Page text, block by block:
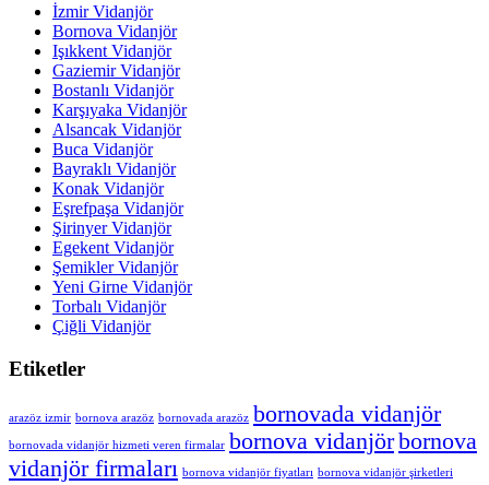
İzmir Vidanjör
Bornova Vidanjör
Işıkkent Vidanjör
Gaziemir Vidanjör
Bostanlı Vidanjör
Karşıyaka Vidanjör
Alsancak Vidanjör
Buca Vidanjör
Bayraklı Vidanjör
Konak Vidanjör
Eşrefpaşa Vidanjör
Şirinyer Vidanjör
Egekent Vidanjör
Şemikler Vidanjör
Yeni Girne Vidanjör
Torbalı Vidanjör
Çiğli Vidanjör
Etiketler
arazöz izmir bornova arazöz bornovada arazöz bornovada vidanjör
bornovada vidanjör hizmeti veren firmalar bornova vidanjörbornova
vidanjör firmaları bornova vidanjör fiyatları bornova vidanjör şirketleri